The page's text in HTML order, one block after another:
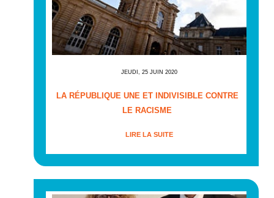
JEUDI, 25 JUIN 2020
LA RÉPUBLIQUE UNE ET INDIVISIBLE CONTRE
LE RACISME
LIRE LA SUITE